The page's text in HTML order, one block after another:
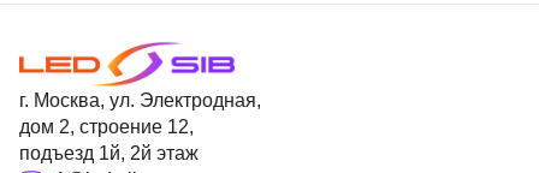
г. Москва, ул. Электродная,
дом 2, строение 12,
подъезд 1й, 2й этаж